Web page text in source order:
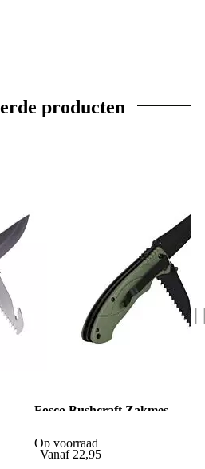
producten
Fosco Bushcraft Zakmes
Op voorraad
Vanaf 22,95